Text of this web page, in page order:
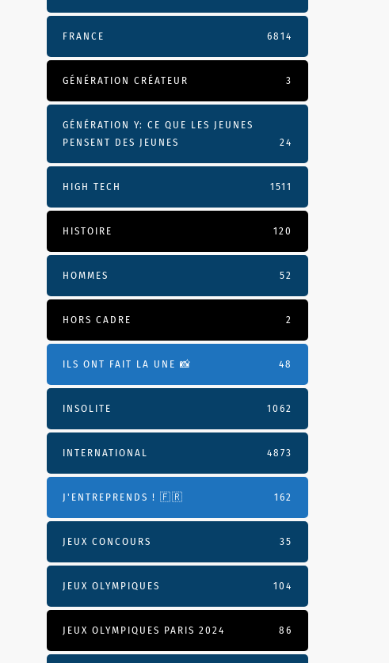
FRANCE 6814
GÉNÉRATION CRÉATEUR 3
GÉNÉRATION Y: CE QUE LES JEUNES
PENSENT DES JEUNES
24
HIGH TECH 1511
HISTOIRE 120
HOMMES 52
HORS CADRE 2
ILS ONT FAIT LA UNE 📸 48
INSOLITE 1062
INTERNATIONAL 4873
J'ENTREPRENDS ! 🇫🇷 162
JEUX CONCOURS 35
JEUX OLYMPIQUES 104
JEUX OLYMPIQUES PARIS 2024 86